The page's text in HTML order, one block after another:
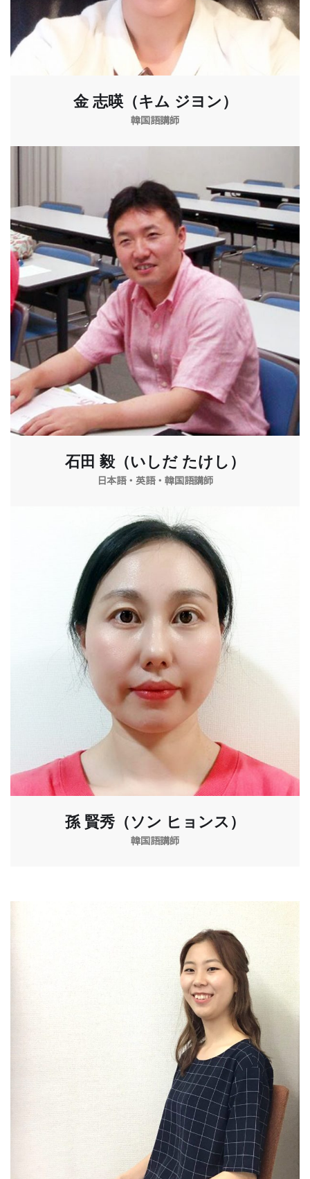
金 志暎（キム ジヨン）
韓国語講師
石田 毅（いしだ たけし）
日本語・英語・韓国語講師
孫 賢秀（ソン ヒョンス）
韓国語講師